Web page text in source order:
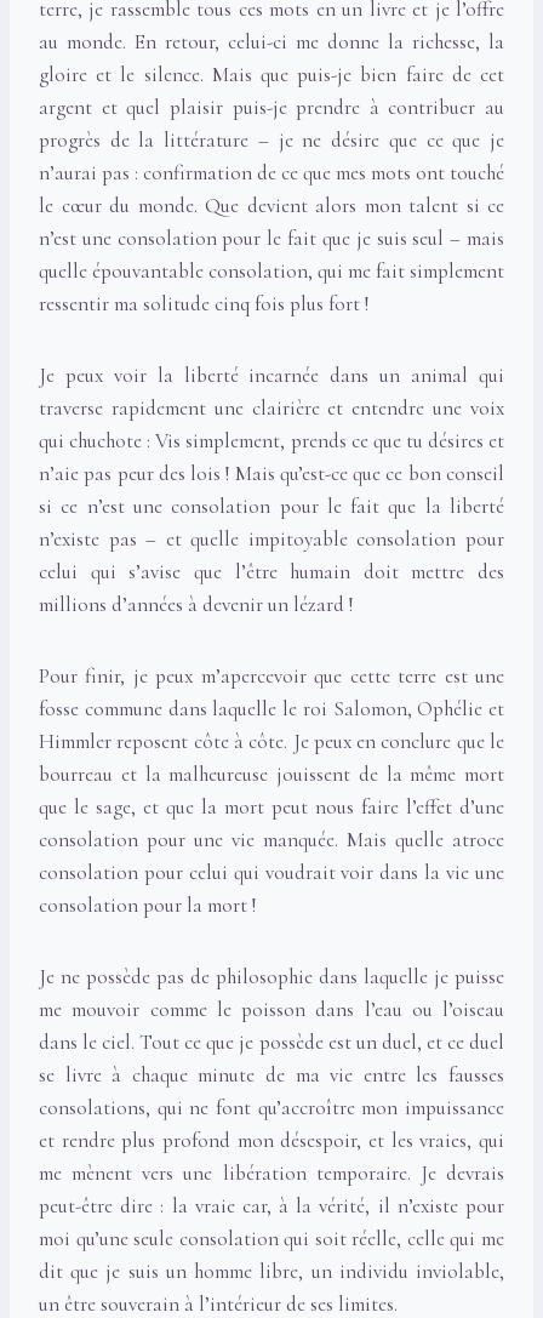
terre, je rassemble tous ces mots en un livre et je l’offre
au monde. En retour, celui-ci me donne la richesse, la
gloire et le silence. Mais que puis-je bien faire de cet
argent et quel plaisir puis-je prendre à contribuer au
progrès de la littérature – je ne désire que ce que je
n’aurai pas : confirmation de ce que mes mots ont touché
le cœur du monde. Que devient alors mon talent si ce
n’est une consolation pour le fait que je suis seul – mais
quelle épouvantable consolation, qui me fait simplement
ressentir ma solitude cinq fois plus fort !
Je peux voir la liberté incarnée dans un animal qui
traverse rapidement une clairière et entendre une voix
qui chuchote : Vis simplement, prends ce que tu désires et
n’aie pas peur des lois ! Mais qu’est-ce que ce bon conseil
si ce n’est une consolation pour le fait que la liberté
n’existe pas – et quelle impitoyable consolation pour
celui qui s’avise que l’être humain doit mettre des
millions d’années à devenir un lézard !
Pour finir, je peux m’apercevoir que cette terre est une
fosse commune dans laquelle le roi Salomon, Ophélie et
Himmler reposent côte à côte. Je peux en conclure que le
bourreau et la malheureuse jouissent de la même mort
que le sage, et que la mort peut nous faire l’effet d’une
consolation pour une vie manquée. Mais quelle atroce
consolation pour celui qui voudrait voir dans la vie une
consolation pour la mort !
Je ne possède pas de philosophie dans laquelle je puisse
me mouvoir comme le poisson dans l’eau ou l’oiseau
dans le ciel. Tout ce que je possède est un duel, et ce duel
se livre à chaque minute de ma vie entre les fausses
consolations, qui ne font qu’accroître mon impuissance
et rendre plus profond mon désespoir, et les vraies, qui
me mènent vers une libération temporaire. Je devrais
peut-être dire : la vraie car, à la vérité, il n’existe pour
moi qu’une seule consolation qui soit réelle, celle qui me
dit que je suis un homme libre, un individu inviolable,
un être souverain à l’intérieur de ses limites.